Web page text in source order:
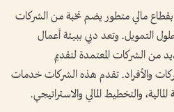
بقطاع مالي متطور يضم نخبة من الشركات
التمويل. وتعد دبي ببيئة أعمال
من الشركات المعتمدة لتقديم
والأفراد. تقدم هذه الشركات خدمات
والتخطيط المالي والاستراتيجي.